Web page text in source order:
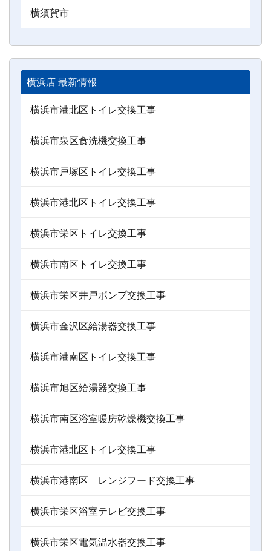
横須賀市
横浜店 最新情報
横浜市港北区トイレ交換工事
横浜市泉区食洗機交換工事
横浜市戸塚区トイレ交換工事
横浜市港北区トイレ交換工事
横浜市栄区トイレ交換工事
横浜市南区トイレ交換工事
横浜市栄区井戸ポンプ交換工事
横浜市金沢区給湯器交換工事
横浜市港南区トイレ交換工事
横浜市旭区給湯器交換工事
横浜市南区浴室暖房乾燥機交換工事
横浜市港北区トイレ交換工事
横浜市港南区 レンジフード交換工事
横浜市栄区浴室テレビ交換工事
横浜市栄区電気温水器交換工事